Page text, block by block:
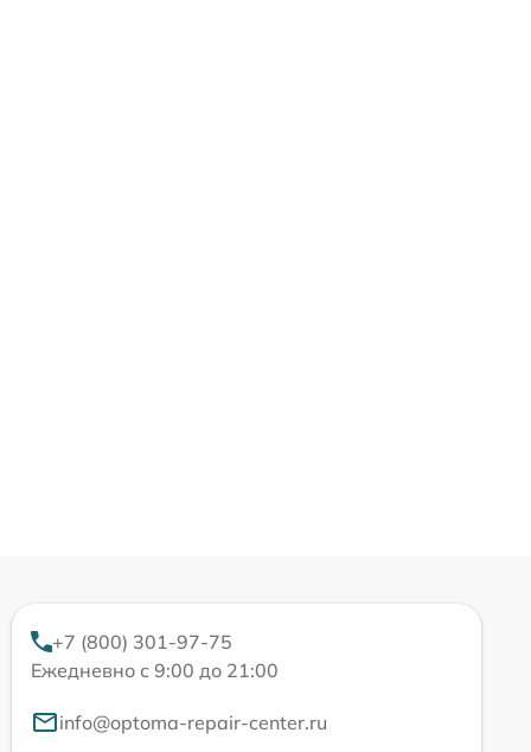
+7 (800) 301-97-75
Ежедневно с 9:00 до 21:00
info@optoma-repair-center.ru